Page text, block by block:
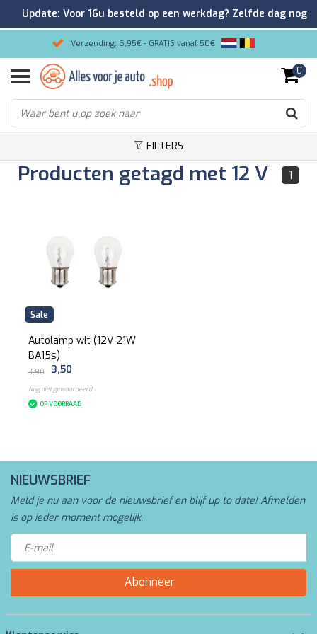
Verzending: 6,95€ - GRATIS vanaf 50€
Gemakkelijk bestellen/Veilig betalen
9.2/10 Klantenrating via Kiyoh!
0
FILTERS
Producten getagd met 12 V 1
Sale
Autolamp wit (12V 21W
BA15s)
3,90 3,50
Nog niet gewaardeerd
OP VOORRAAD
NIEUWSBRIEF
Meld je nu aan voor de nieuwsbrief en blijf up to date! Afmelden
is op ieder moment mogelijk.
Abonneer
Update: Voor 16u besteld op een werkdag? Zelfde dag nog
verzonden!